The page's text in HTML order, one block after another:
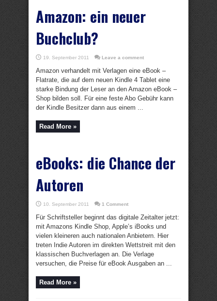
Amazon: ein neuer
Buchclub?
19. September 2011 Leave a comment
Amazon verhandelt mit Verlagen eine eBook –
Flatrate, die auf dem neuen Kindle 4 Tablet eine
starke Bindung der Leser an den Amazon eBook –
Shop bilden soll. Für eine feste Abo Gebühr kann
der Kindle Besitzer dann aus einem ...
Read More »
eBooks: die Chance der
Autoren
10. September 2011 1 Comment
Für Schriftsteller beginnt das digitale Zeitalter jetzt:
mit Amazons Kindle Shop, Apple’s iBooks und
vielen kleineren auch nationalen Anbietern. Hier
treten Indie Autoren im direkten Wettstreit mit den
klassischen Buchverlagen an. Die Verlage
versuchen, die Preise für eBook Ausgaben an ...
Read More »